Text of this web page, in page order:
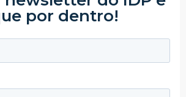
por dentro!